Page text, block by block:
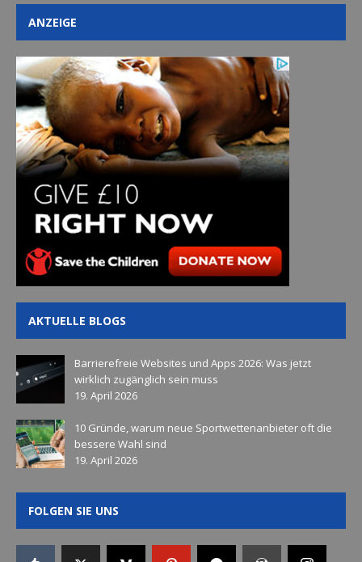
ANZEIGE
AKTUELLE BLOGS
Barrierefreie Websites und Apps 2026: Was jetzt
wirklich zugänglich sein muss
19. April 2026
10 Gründe, warum neue Sportwettenanbieter oft die
bessere Wahl sind
19. April 2026
FOLGEN SIE UNS